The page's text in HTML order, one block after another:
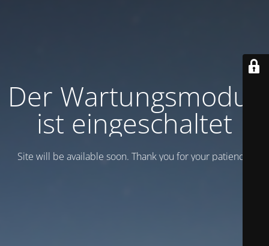
Der Wartungsmodus
ist eingeschaltet
Site will be available soon. Thank you for your patience!